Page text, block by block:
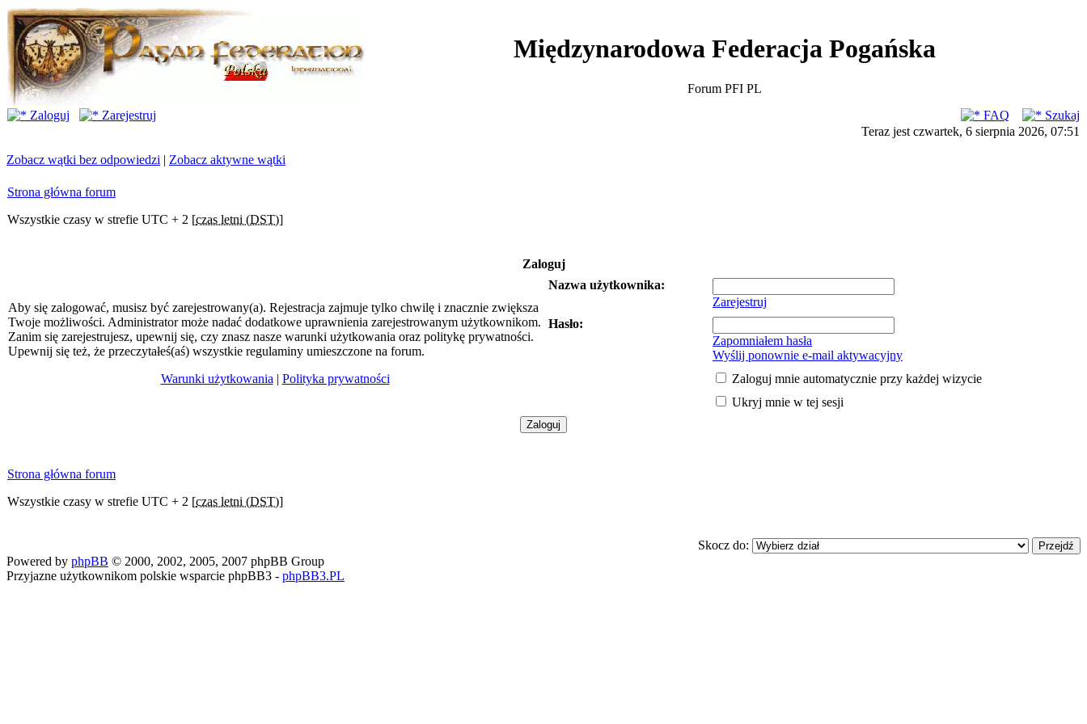
Międzynarodowa Federacja Pogańska
Forum PFI PL
Zaloguj
Zarejestruj FAQ
Szukaj
Teraz jest czwartek, 6 sierpnia 2026, 07:51
Zobacz wątki bez odpowiedzi | Zobacz aktywne wątki
Strona główna forum
Wszystkie czasy w strefie UTC + 2 [czas letni (DST)]
Zaloguj
Aby się zalogować, musisz być zarejestrowany(a). Rejestracja zajmuje tylko chwilę i znacznie zwiększa
Twoje możliwości. Administrator może nadać dodatkowe uprawnienia zarejestrowanym użytkownikom.
Zanim się zarejestrujesz, upewnij się, czy znasz nasze warunki użytkowania oraz politykę prywatności.
Upewnij się też, że przeczytałeś(aś) wszystkie regulaminy umieszczone na forum.
Warunki użytkowania | Polityka prywatności
Nazwa użytkownika:
Zarejestruj
Hasło:
Zapomniałem hasła
Wyślij ponownie e-mail aktywacyjny
Zaloguj mnie automatycznie przy każdej wizycie
Ukryj mnie w tej sesji
Strona główna forum
Wszystkie czasy w strefie UTC + 2 [czas letni (DST)]
Skocz do:
Powered by phpBB © 2000, 2002, 2005, 2007 phpBB Group
Przyjazne użytkownikom polskie wsparcie phpBB3 - phpBB3.PL